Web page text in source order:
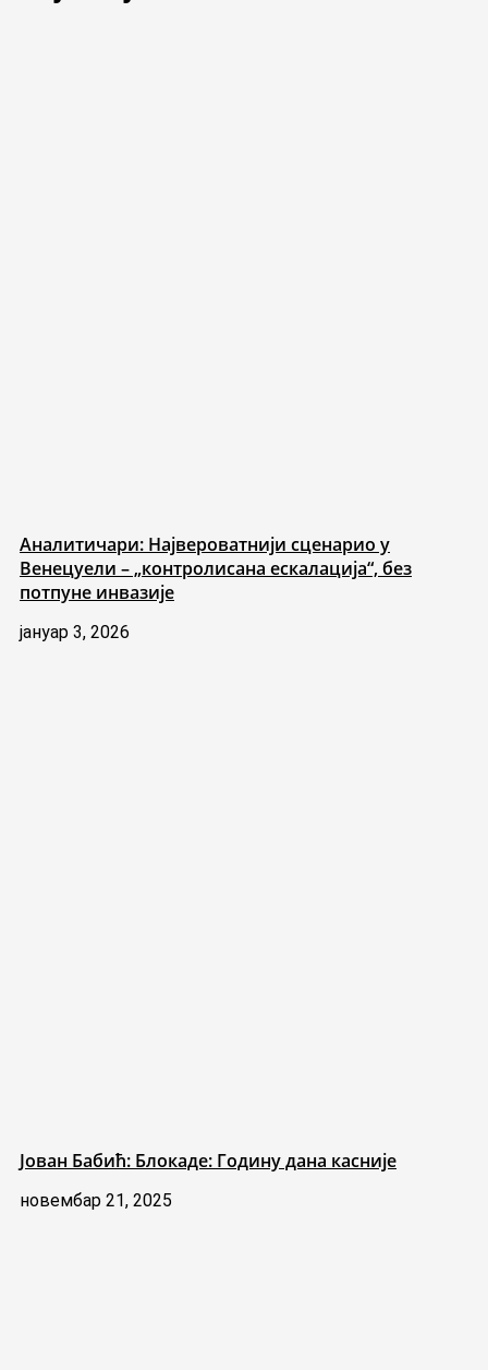
Аналитичари: Највероватнији сценарио у
Венецуели – „контролисана ескалација“, без
потпуне инвазије
јануар 3, 2026
Јован Бабић: Блокаде: Годину дана касније
новембар 21, 2025